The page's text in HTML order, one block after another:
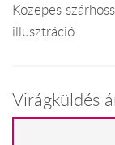
Közepes
illusztráció.
Virágküldés